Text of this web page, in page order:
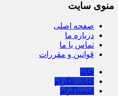
منوی سایت
صفحه اصلی
درباره ما
تماس با ما
قوانین و مقررات
خانه
کانال تلگرام
اینستاگرام